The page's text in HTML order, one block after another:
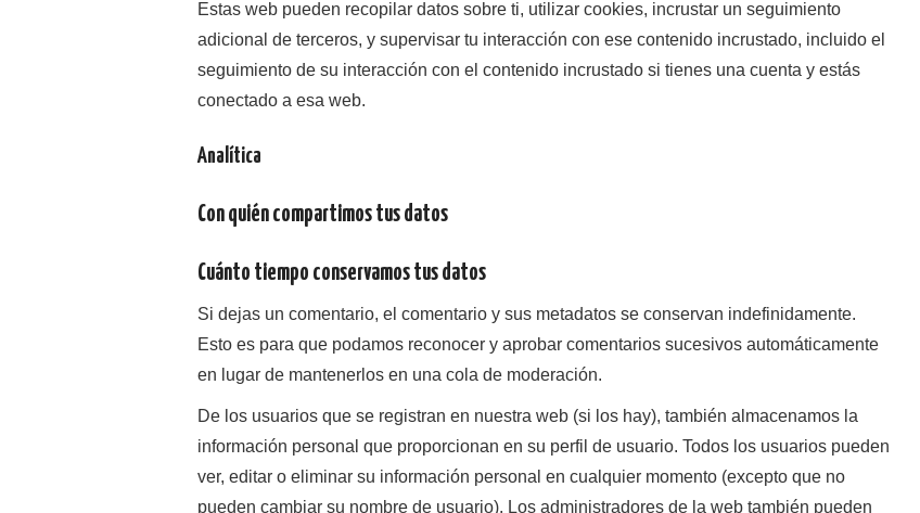
Estas web pueden recopilar datos sobre ti, utilizar cookies, incrustar un seguimiento
adicional de terceros, y supervisar tu interacción con ese contenido incrustado, incluido el
seguimiento de su interacción con el contenido incrustado si tienes una cuenta y estás
conectado a esa web.
Analítica
Con quién compartimos tus datos
Cuánto tiempo conservamos tus datos
Si dejas un comentario, el comentario y sus metadatos se conservan indefinidamente.
Esto es para que podamos reconocer y aprobar comentarios sucesivos automáticamente
en lugar de mantenerlos en una cola de moderación.
De los usuarios que se registran en nuestra web (si los hay), también almacenamos la
información personal que proporcionan en su perfil de usuario. Todos los usuarios pueden
ver, editar o eliminar su información personal en cualquier momento (excepto que no
pueden cambiar su nombre de usuario). Los administradores de la web también pueden